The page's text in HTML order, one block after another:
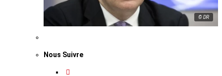
© DR
Nous Suivre